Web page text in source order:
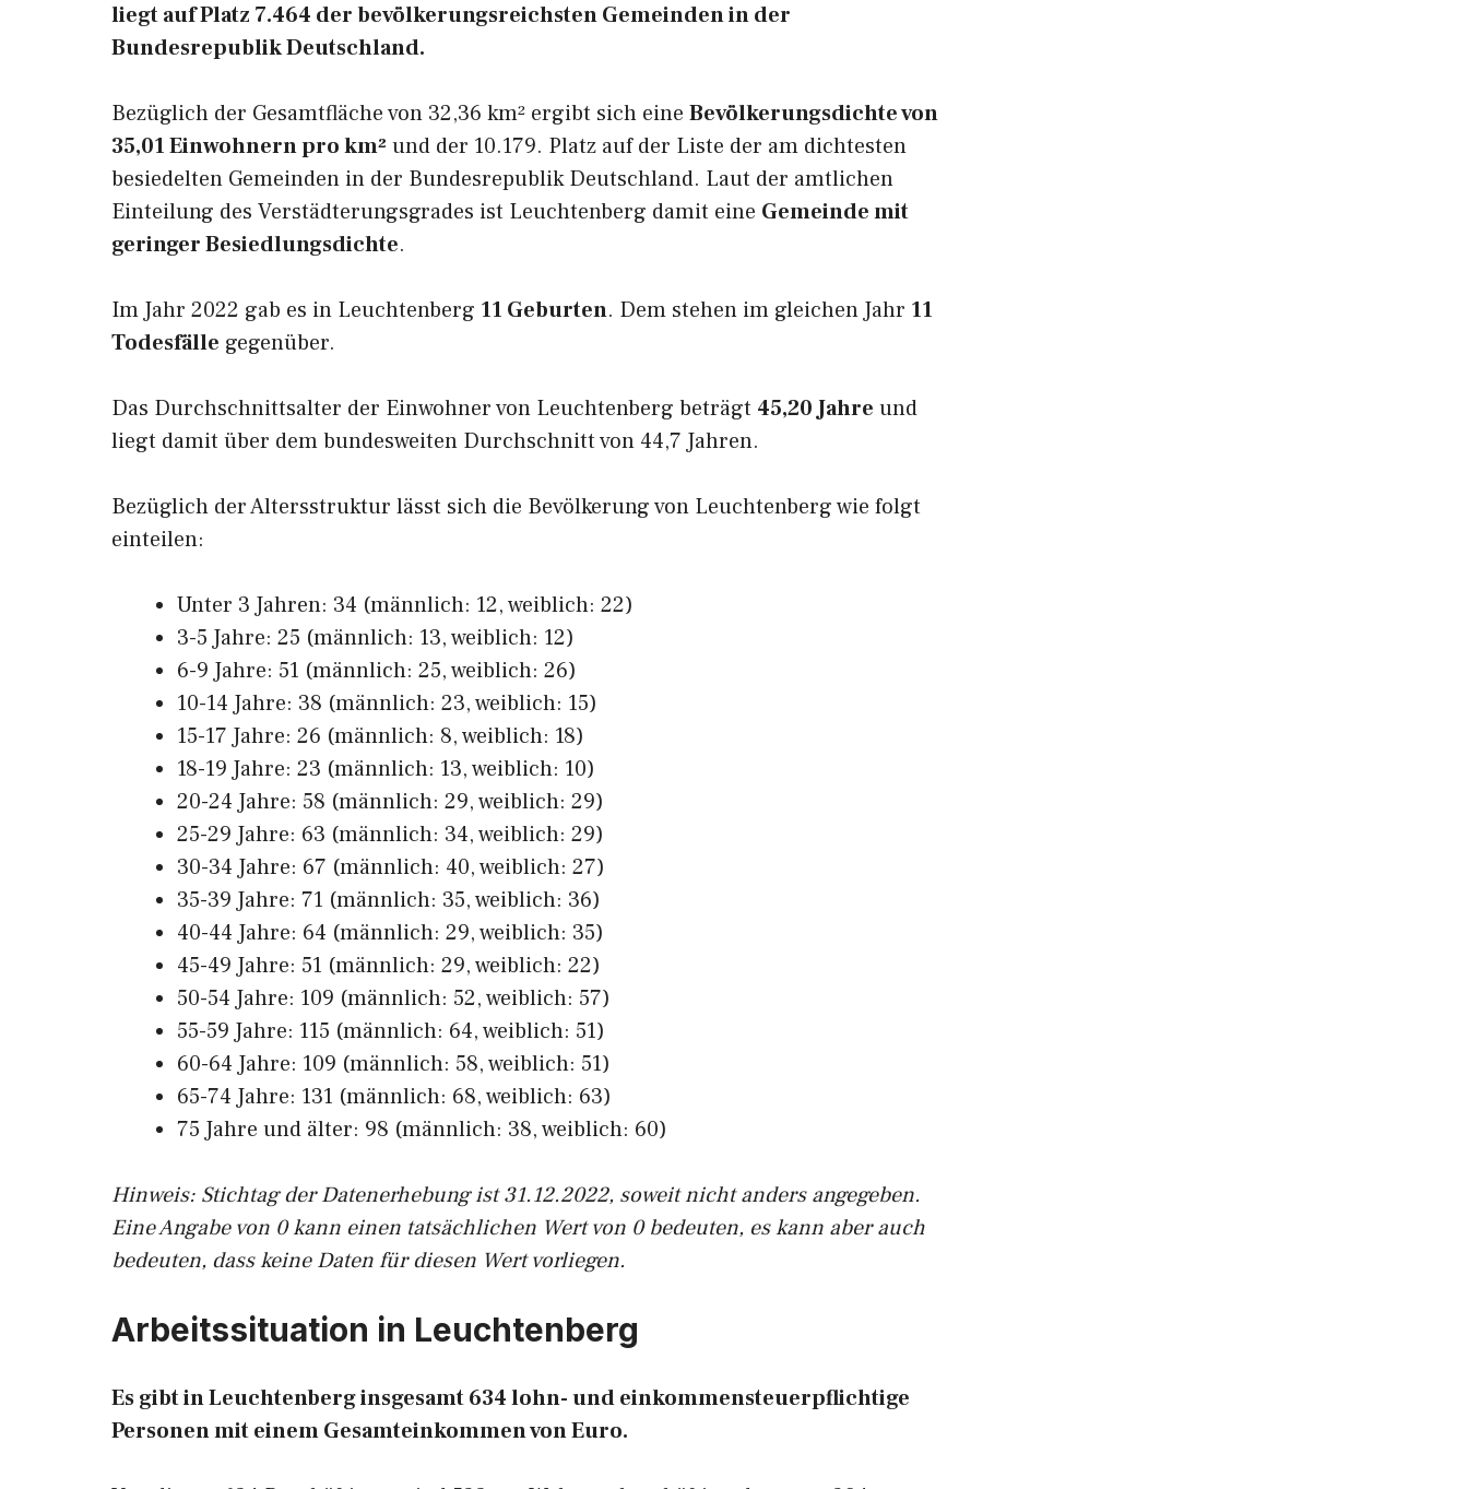
liegt auf Platz 7.464 der bevölkerungsreichsten Gemeinden in der
Bundesrepublik Deutschland.
Bezüglich der Gesamtfläche von 32,36 km² ergibt sich eine Bevölkerungsdichte von
35,01 Einwohnern pro km² und der 10.179. Platz auf der Liste der am dichtesten
besiedelten Gemeinden in der Bundesrepublik Deutschland. Laut der amtlichen
Einteilung des Verstädterungsgrades ist Leuchtenberg damit eine Gemeinde mit
geringer Besiedlungsdichte.
Im Jahr 2022 gab es in Leuchtenberg 11 Geburten. Dem stehen im gleichen Jahr 11
Todesfälle gegenüber.
Das Durchschnittsalter der Einwohner von Leuchtenberg beträgt 45,20 Jahre und
liegt damit über dem bundesweiten Durchschnitt von 44,7 Jahren.
Bezüglich der Altersstruktur lässt sich die Bevölkerung von Leuchtenberg wie folgt
einteilen:
Unter 3 Jahren: 34 (männlich: 12, weiblich: 22)
3-5 Jahre: 25 (männlich: 13, weiblich: 12)
6-9 Jahre: 51 (männlich: 25, weiblich: 26)
10-14 Jahre: 38 (männlich: 23, weiblich: 15)
15-17 Jahre: 26 (männlich: 8, weiblich: 18)
18-19 Jahre: 23 (männlich: 13, weiblich: 10)
20-24 Jahre: 58 (männlich: 29, weiblich: 29)
25-29 Jahre: 63 (männlich: 34, weiblich: 29)
30-34 Jahre: 67 (männlich: 40, weiblich: 27)
35-39 Jahre: 71 (männlich: 35, weiblich: 36)
40-44 Jahre: 64 (männlich: 29, weiblich: 35)
45-49 Jahre: 51 (männlich: 29, weiblich: 22)
50-54 Jahre: 109 (männlich: 52, weiblich: 57)
55-59 Jahre: 115 (männlich: 64, weiblich: 51)
60-64 Jahre: 109 (männlich: 58, weiblich: 51)
65-74 Jahre: 131 (männlich: 68, weiblich: 63)
75 Jahre und älter: 98 (männlich: 38, weiblich: 60)
Hinweis: Stichtag der Datenerhebung ist 31.12.2022, soweit nicht anders angegeben.
Eine Angabe von 0 kann einen tatsächlichen Wert von 0 bedeuten, es kann aber auch
bedeuten, dass keine Daten für diesen Wert vorliegen.
Arbeitssituation in Leuchtenberg
Es gibt in Leuchtenberg insgesamt 634 lohn- und einkommensteuerpflichtige
Personen mit einem Gesamteinkommen von Euro.